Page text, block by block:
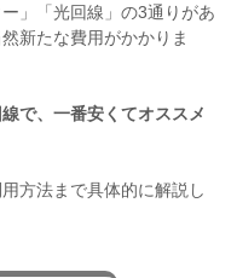
」「光回線」の3通りがあ
新たな費用がかかりま
で、一番安くてオススメ
方法まで具体的に解説し